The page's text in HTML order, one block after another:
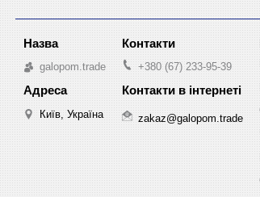
galopom.trade
Київ, Україна
+380 (67) 233-95-39
zakaz@galopom.trade